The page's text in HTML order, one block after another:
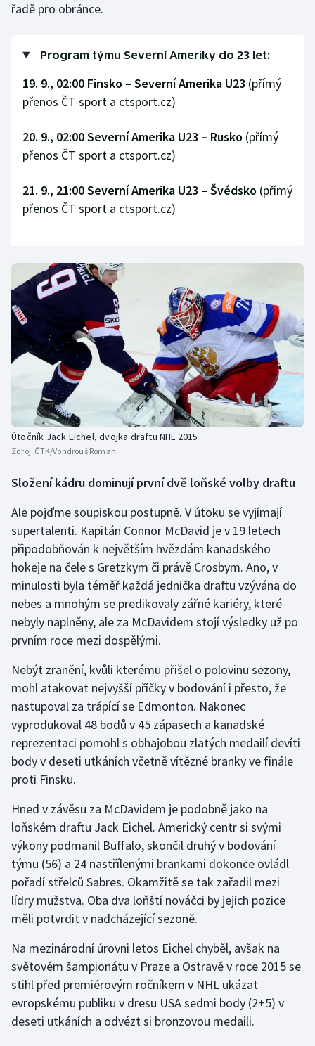
Rychlostní kanoistika
Sportovní střelba
Triatlon
Vodní slalom
Ostatní
řadě pro obránce.
Program týmu Severní Ameriky do 23 let:
19. 9., 02:00 Finsko – Severní Amerika U23 (přímý
přenos ČT sport a ctsport.cz)
20. 9., 02:00 Severní Amerika U23 – Rusko (přímý
přenos ČT sport a ctsport.cz)
21. 9., 21:00 Severní Amerika U23 – Švédsko (přímý
přenos ČT sport a ctsport.cz)
Útočník Jack Eichel, dvojka draftu NHL 2015
Zdroj: ČTK/Vondrouš Roman
Složení kádru dominují první dvě loňské volby draftu
Ale pojďme soupiskou postupně. V útoku se vyjímají
supertalenti. Kapitán Connor McDavid je v 19 letech
připodobňován k největším hvězdám kanadského
hokeje na čele s Gretzkym či právě Crosbym. Ano, v
minulosti byla téměř každá jednička draftu vzývána do
nebes a mnohým se predikovaly zářné kariéry, které
nebyly naplněny, ale za McDavidem stojí výsledky už po
prvním roce mezi dospělými.
Nebýt zranění, kvůli kterému přišel o polovinu sezony,
mohl atakovat nejvyšší příčky v bodování i přesto, že
nastupoval za trápící se Edmonton. Nakonec
vyprodukoval 48 bodů v 45 zápasech a kanadské
reprezentaci pomohl s obhajobou zlatých medailí devíti
body v deseti utkáních včetně vítězné branky ve finále
proti Finsku.
Hned v závěsu za McDavidem je podobně jako na
loňském draftu Jack Eichel. Americký centr si svými
výkony podmanil Buffalo, skončil druhý v bodování
týmu (56) a 24 nastřílenými brankami dokonce ovládl
pořadí střelců Sabres. Okamžitě se tak zařadil mezi
lídry mužstva. Oba dva loňští nováčci by jejich pozice
měli potvrdit v nadcházející sezoně.
Na mezinárodní úrovni letos Eichel chyběl, avšak na
světovém šampionátu v Praze a Ostravě v roce 2015 se
stihl před premiérovým ročníkem v NHL ukázat
evropskému publiku v dresu USA sedmi body (2+5) v
deseti utkáních a odvézt si bronzovou medaili.